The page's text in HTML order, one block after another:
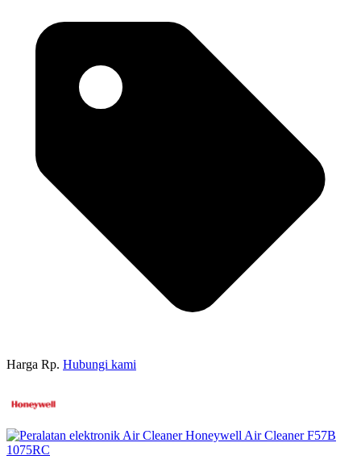
Harga Rp. Hubungi kami